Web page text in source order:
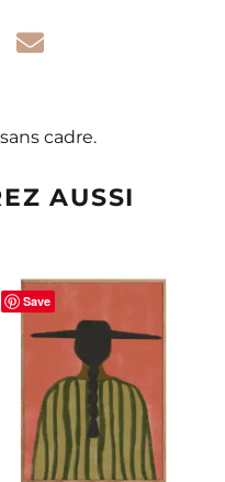
cadre.
AUSSI
Save